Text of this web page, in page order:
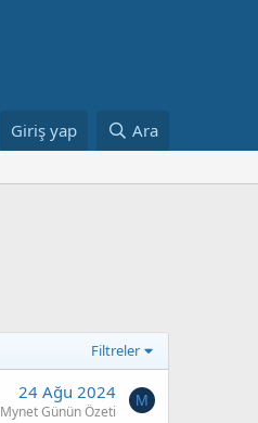
Giriş yap Ara
Filtreler
24 Ağu 2024
Mynet Günün Özeti
M